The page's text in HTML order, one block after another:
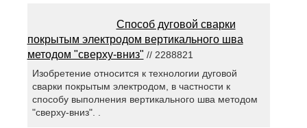
Способ дуговой сварки
покрытым электродом вертикального шва
методом "сверху-вниз" // 2288821
Изобретение относится к технологии дуговой
сварки покрытым электродом, в частности к
способу выполнения вертикального шва методом
"сверху-вниз". .